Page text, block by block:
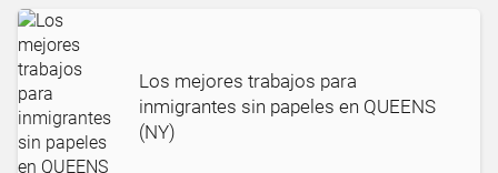
Los mejores trabajos para
inmigrantes sin papeles en QUEENS
(NY)